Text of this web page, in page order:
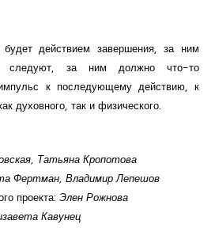
действием завершения, за ним
следуют, за ним должно что-то
к последующему действию, к
духовного, так и физического.
Татьяна Кропотова
Фертман, Владимир Лепешов
проекта: Элен Рожнова
Кавунец